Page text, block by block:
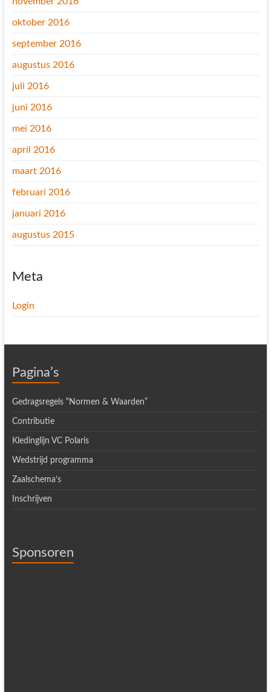
oktober 2016
september 2016
augustus 2016
juli 2016
juni 2016
mei 2016
april 2016
maart 2016
februari 2016
januari 2016
augustus 2015
Meta
Login
Pagina’s
Gedragsregels “Normen & Waarden”
Contributie
Kledinglijn VC Polaris
Wedstrijd programma
Zaalschema’s
Inschrijven
Sponsoren